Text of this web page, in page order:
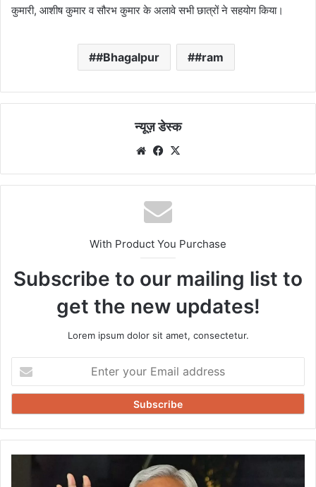
कुमारी, आशीष कुमार व सौरभ कुमार के अलावे सभी छात्रों ने सहयोग किया।
#Bhagalpur #ram
न्यूज़ डेस्क
WebsiteFacebook
With Product You Purchase
Subscribe to our mailing list to
get the new updates!
Lorem ipsum dolor sit amet, consectetur.
your
Email